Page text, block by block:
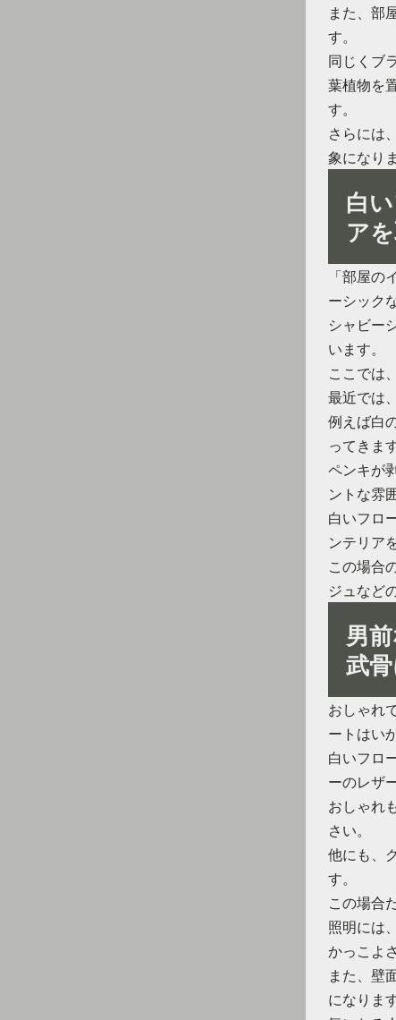
また、部
す。
同じくブ
葉植物を
す。
さらには
象になり
白
ア
「部屋
ーシック
シャビー
います。
ここでは
最近では
例えば白
ってきます
ペンキが
ントな雰
白いフロ
ンテリア
この場合
ジュなど
男
武
おしゃれ
ートはい
白いフロ
ーのレザ
おしゃれ
さい。
他にも、
す。
この場合
照明には
かっこよ
また、壁
になります